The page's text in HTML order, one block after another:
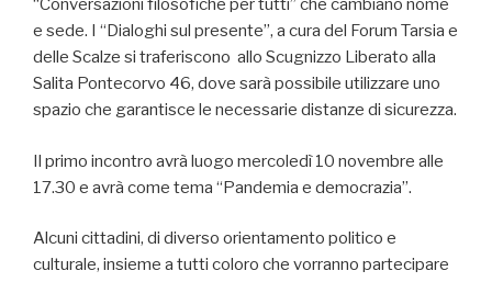
“Conversazioni filosofiche per tutti” che cambiano nome
e sede. I “Dialoghi sul presente”, a cura del Forum Tarsia e
delle Scalze si traferiscono allo Scugnizzo Liberato alla
Salita Pontecorvo 46, dove sarà possibile utilizzare uno
spazio che garantisce le necessarie distanze di sicurezza.
Il primo incontro avrà luogo mercoledì 10 novembre alle
17.30 e avrà come tema “Pandemia e democrazia”.
Alcuni cittadini, di diverso orientamento politico e
culturale, insieme a tutti coloro che vorranno partecipare